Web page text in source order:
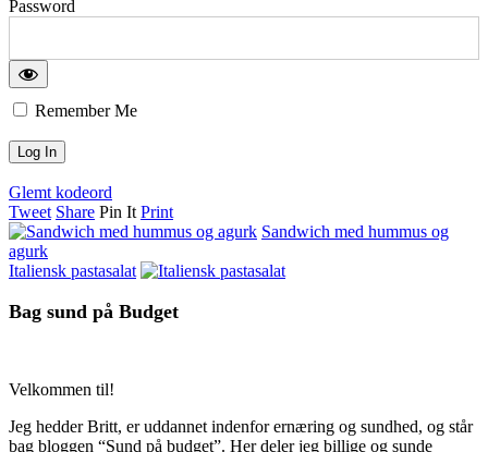
Password
Remember Me
Glemt kodeord
Tweet Share Pin It Print
Sandwich med hummus og
agurk
Italiensk pastasalat
Bag sund på Budget
Velkommen til!
Jeg hedder Britt, er uddannet indenfor ernæring og sundhed, og står
bag bloggen “Sund på budget”. Her deler jeg billige og sunde